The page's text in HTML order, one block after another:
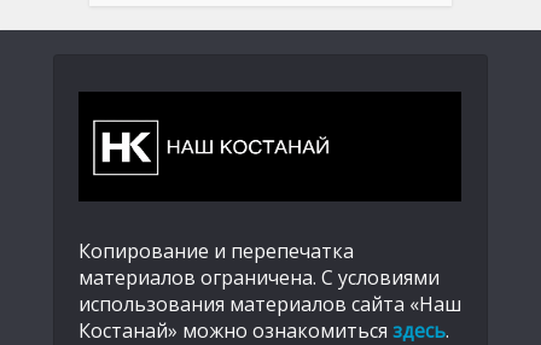
Копирование и перепечатка
материалов ограничена. С условиями
использования материалов сайта «Наш
Костанай» можно ознакомиться здесь.